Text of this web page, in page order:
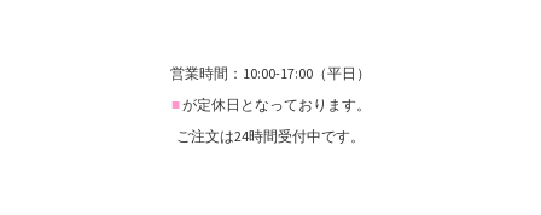
営業時間：10:00-17:00（平日）
■が定休日となっております。
ご注文は24時間受付中です。